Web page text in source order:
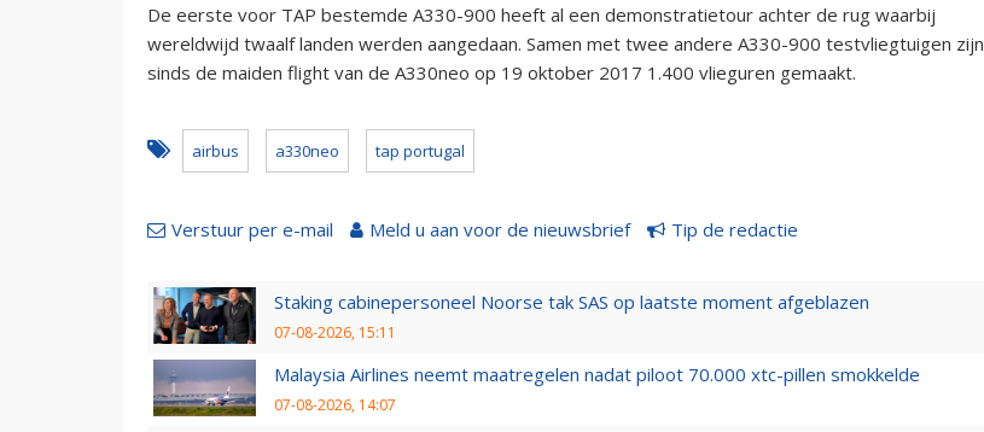
De eerste voor TAP bestemde A330-900 heeft al een demonstratietour achter de rug waarbij
wereldwijd twaalf landen werden aangedaan. Samen met twee andere A330-900 testvliegtuigen zijn
sinds de maiden flight van de A330neo op 19 oktober 2017 1.400 vlieguren gemaakt.
airbus a330neo tap portugal
Verstuur per e-mail Meld u aan voor de nieuwsbrief Tip de redactie
Staking cabinepersoneel Noorse tak SAS op laatste moment afgeblazen
07-08-2026, 15:11
Malaysia Airlines neemt maatregelen nadat piloot 70.000 xtc-pillen smokkelde
07-08-2026, 14:07